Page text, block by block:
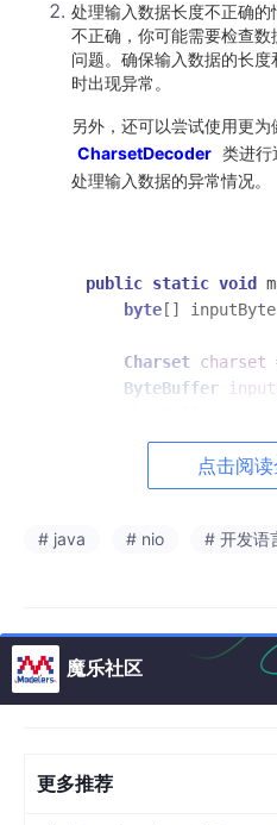
处理输入数据长度不正确
不正确，你可能需要检查
问题。确保输入数据的长
时出现异常。
另外，还可以尝试使用更
CharsetDecoder 类进行
处理输入数据的异常情况。
public static void
byte []
Charset charset
ByteBuffer
CharsetDecoder
一些情况下，输入数据的损
点击阅
# java # nio # 开发语
魔乐社区
更多推荐